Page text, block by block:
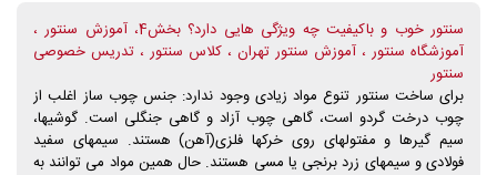
کند. یکی از مشکلاتی که امروزه با آن مواجهیم مقوله ی تولید انبوه می
باشد که طبیعی است سرعت بالای ساخت ساز توسط سازندگان، زمان لازم
را به چوب برای خشک شدن نمی دهند و بنابراین از چوبهایی استفاده می
کنند که رطوبت هنوز در نسوج وجود آنها، کم و زیاد قرار دارد و دور از انتظار
نخواهد بود اگر اینگونه سازها در آینده ای نه چندان دور دچار مشکلاتی مثل
برآمدگی صفحه ی رو یا باد کردگی صفحه ی زیرین سنتور شوند به ویژه اگر
نوازنده ای در شرایط مختلف آب و هوایی مجبور به اجرا باشد.
سنتور خوب و باکیفیت چه ویژگی هایی دارد؟ بخش4، آموزش سنتور ،
آموزشگاه سنتور ، آموزش سنتور تهران ، کلاس سنتور ، تدریس خصوصی
سنتور
برای ساخت سنتور تنوع مواد زیادی وجود ندارد: جنس چوب ساز اغلب از
چوب درخت گردو است، گاهی چوب آزاد و گاهی جنگلی است. گوشیها،
سیم گیرها و مفتولهای روی خرکها فلزی(آهن) هستند. سیمهای سفید
فولادی و سیمهای زرد برنجی یا مسی هستند. حال همین مواد می توانند به